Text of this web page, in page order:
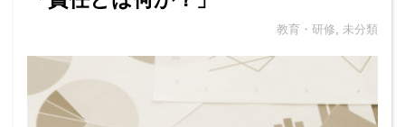
教育・研修 未分類